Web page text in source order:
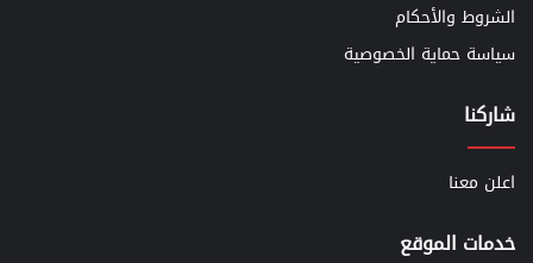
الشروط والأحكام
سياسة حماية الخصوصية
شاركنا
اعلن معنا
خدمات الموقع